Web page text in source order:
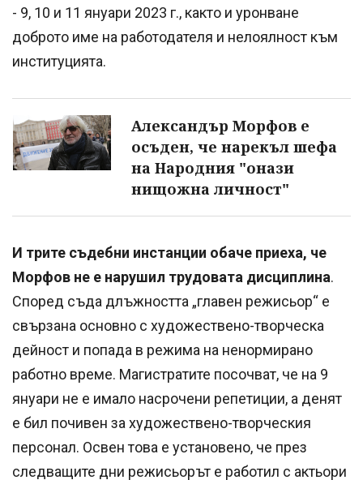
- 9, 10 и 11 януари 2023 г., както и уронване
доброто име на работодателя и нелоялност към
институцията.
Александър Морфов е
осъден, че нарекъл шефа
на Народния "онази
нищожна личност"
И трите съдебни инстанции обаче приеха, че
Морфов не е нарушил трудовата дисциплина.
Според съда длъжността „главен режисьор“ е
свързана основно с художествено-творческа
дейност и попада в режима на ненормирано
работно време. Магистратите посочват, че на 9
януари не е имало насрочени репетиции, а денят
е бил почивен за художествено-творческия
персонал. Освен това е установено, че през
следващите дни режисьорът е работил с актьори